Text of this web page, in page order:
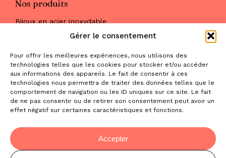
Gérer le consentement
Pour offrir les meilleures expériences, nous utilisons des
technologies telles que les cookies pour stocker et/ou accéder
aux informations des appareils. Le fait de consentir à ces
technologies nous permettra de traiter des données telles que le
comportement de navigation ou les ID uniques sur ce site. Le fait
de ne pas consentir ou de retirer son consentement peut avoir un
effet négatif sur certaines caractéristiques et fonctions.
Accepter
Nos produits
Bijoux en acier inoxydable
Maquillage
Parfums
Nous trouver
& nous contacter
2 place de la Liberté
31470 Saint-Lys
06 52 05 69 65